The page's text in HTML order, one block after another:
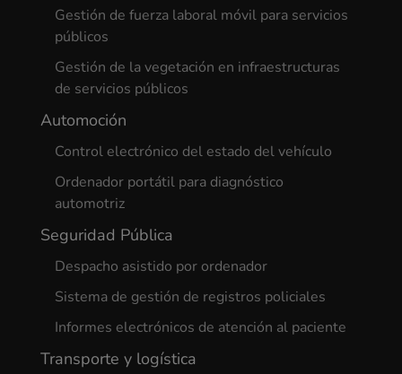
Gestión de fuerza laboral móvil para servicios
públicos
Gestión de la vegetación en infraestructuras
de servicios públicos
Automoción
Control electrónico del estado del vehículo
Ordenador portátil para diagnóstico
automotriz
Seguridad Pública
Despacho asistido por ordenador
Sistema de gestión de registros policiales
Informes electrónicos de atención al paciente
Transporte y logística